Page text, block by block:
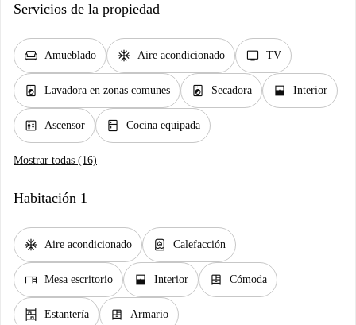
Servicios de la propiedad
chair Amueblado ac_unit Aire acondicionado tv TV
local_laundry_service Lavadora en zonas comunes local_laundry_service Secadora window_open Interior
elevator Ascensor kitchen Cocina equipada
Mostrar todas (16)
Habitación 1
ac_unit Aire acondicionado water_heater Calefacción
desk Mesa escritorio window_open Interior dresser Cómoda
shelves Estantería dresser Armario